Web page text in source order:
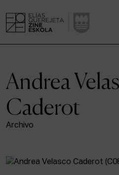
CENTRO DE
ESTUDIOS
Andrea
Caderot
Archivo